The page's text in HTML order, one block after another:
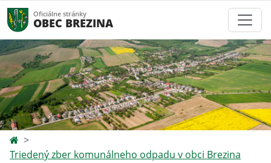
Oficiálne stránky
OBEC BREZINA
Triedený zber komunálneho odpadu v obci Brezina